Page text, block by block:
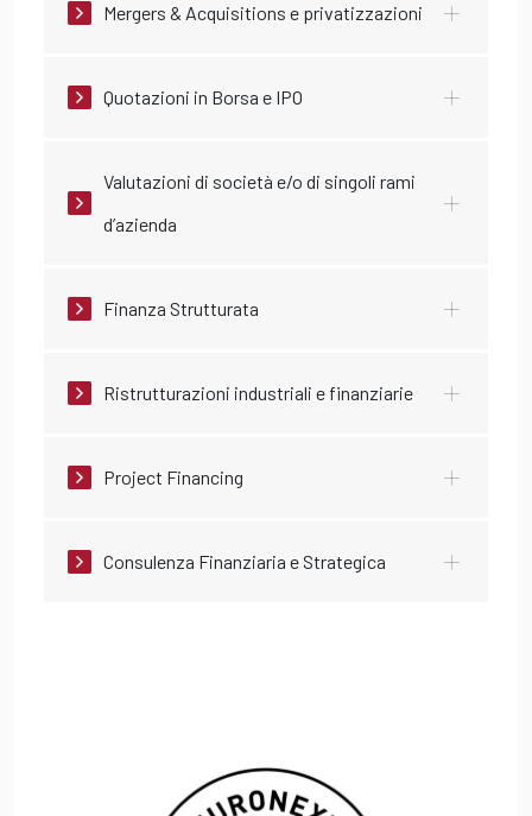
Mergers & Acquisitions e privatizzazioni
Quotazioni in Borsa e IPO
Valutazioni di società e/o di singoli rami
d’azienda
Finanza Strutturata
Ristrutturazioni industriali e finanziarie
Project Financing
Consulenza Finanziaria e Strategica